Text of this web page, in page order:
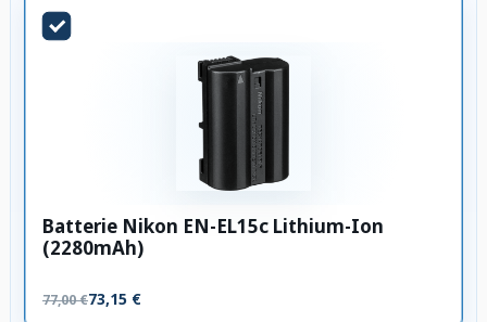
Batterie Nikon EN-EL15c Lithium-Ion
(2280mAh)
77,00 €73,15 €